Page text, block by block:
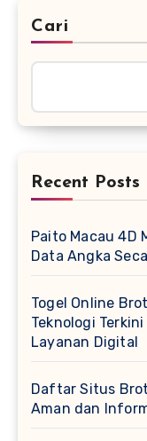
Cari
Recent Posts
Paito Macau 4D
Data Angka
Togel Online
Teknologi
Layanan Digital
Daftar Situs
Aman dan